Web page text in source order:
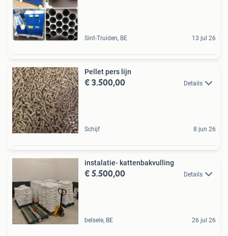
Sint-Truiden, BE 13 jul 26
Pellet pers lijn
€ 3.500,00 Details
Schijf 8 jun 26
instalatie- kattenbakvulling
€ 5.500,00 Details
belsele, BE 26 jul 26